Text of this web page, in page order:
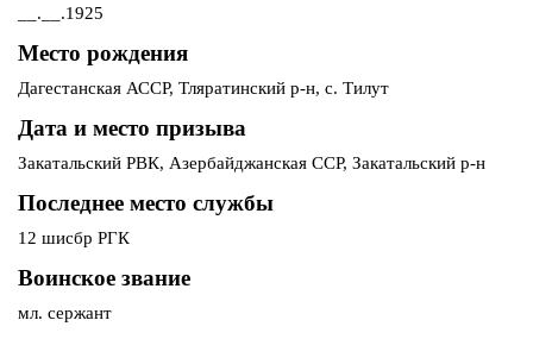
__.__.1925
Место рождения
Дагестанская АССР, Тляратинский р-н, с. Тилут
Дата и место призыва
Закатальский РВК, Азербайджанская ССР, Закатальский р-н
Последнее место службы
12 шисбр РГК
Воинское звание
мл. сержант